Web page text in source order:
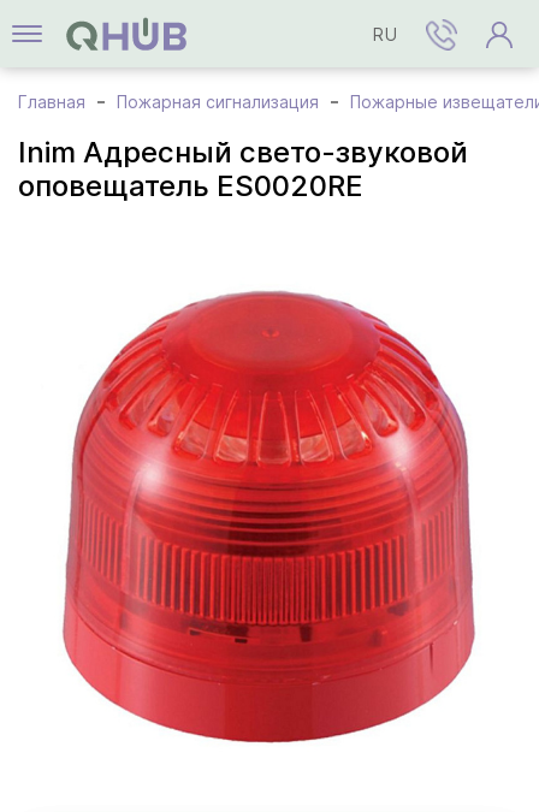
RU
Главная Пожарная сигнализация Пожарные
Inim Адресный свето-звуковой
оповещатель ES0020RE